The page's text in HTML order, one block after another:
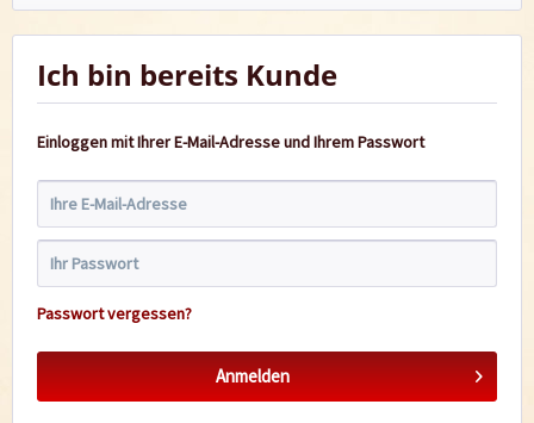
Ich bin bereits Kunde
Einloggen mit Ihrer E-Mail-Adresse und Ihrem Passwort
Passwort vergessen?
Anmelden